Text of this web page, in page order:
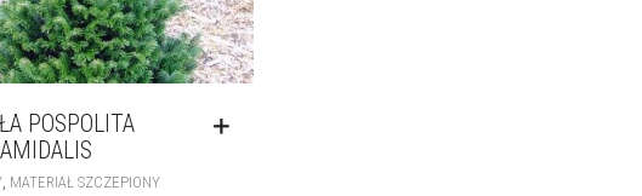
POSPOLITA
, MATERIAŁ SZCZEPIONY